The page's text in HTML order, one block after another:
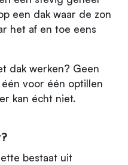
een dak waar de zon
het af en toe eens
dak werken? Geen
één voor één optillen
kan écht niet.
bestaat uit